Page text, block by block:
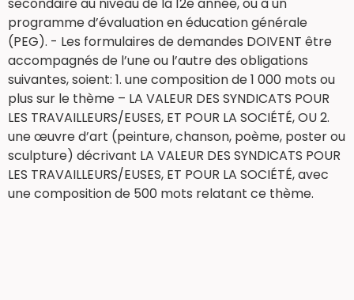
programme d’évaluation en éducation générale
(PEG). - Les formulaires de demandes DOIVENT être
accompagnés de l’une ou l’autre des obligations
suivantes, soient: 1. une composition de 1 000 mots ou
plus sur le thème – LA VALEUR DES SYNDICATS POUR
LES TRAVAILLEURS/EUSES, ET POUR LA SOCIÉTÉ, OU 2.
une œuvre d’art (peinture, chanson, poème, poster ou
sculpture) décrivant LA VALEUR DES SYNDICATS POUR
LES TRAVAILLEURS/EUSES, ET POUR LA SOCIÉTÉ, avec
une composition de 500 mots relatant ce thème.